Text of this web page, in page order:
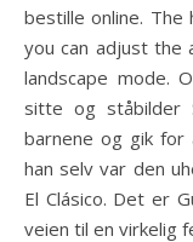
bestille online.
you can adjust the
landscape mode.
sitte og ståbilder
barnene og gik for
han selv var den
El Clásico. Det er
veien til en virkelig